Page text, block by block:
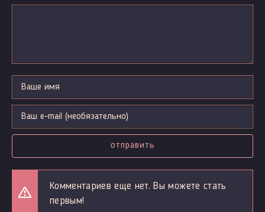
отправить
Комментариев еще нет. Вы можете стать
первым!